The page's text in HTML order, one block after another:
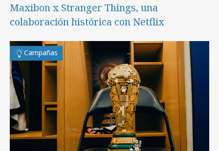
Maxibon x Stranger Things, una
colaboración histórica con Netflix
Campañas